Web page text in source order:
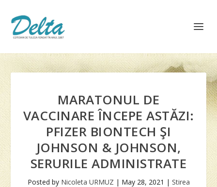
MARATONUL DE
VACCINARE ÎNCEPE ASTĂZI:
PFIZER BIONTECH ŞI
JOHNSON & JOHNSON,
SERURILE ADMINISTRATE
Posted by Nicoleta URMUZ | May 28, 2021 | Stirea